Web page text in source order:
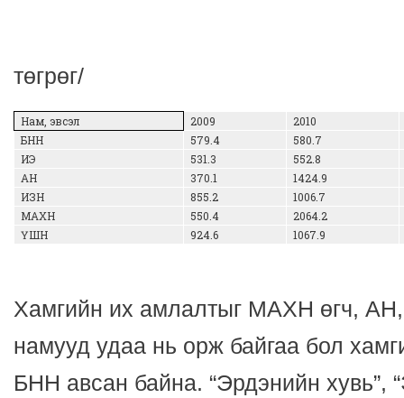
төгрөг/
Нам, эвсэл 2009
2010
БНН
579.4
580.7
ИЭ
531.3
552.8
АН
370.1
1424.9
ИЗН
855.2
1006.7
МАХН
550.4
2064.2
ҮШН
924.6 1067.9
Хамгийн их амлалтыг МАХН өгч,
намууд удаа нь орж байгаа бол
БНН авсан байна. “Эрдэнийн хувь”,